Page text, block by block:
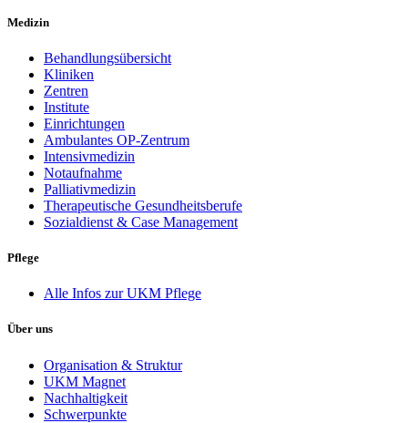
Medizin
Behandlungsübersicht
Kliniken
Zentren
Institute
Einrichtungen
Ambulantes OP-Zentrum
Intensivmedizin
Notaufnahme
Palliativmedizin
Therapeutische Gesundheitsberufe
Sozialdienst & Case Management
Pflege
Alle Infos zur UKM Pflege
Über uns
Organisation & Struktur
UKM Magnet
Nachhaltigkeit
Schwerpunkte